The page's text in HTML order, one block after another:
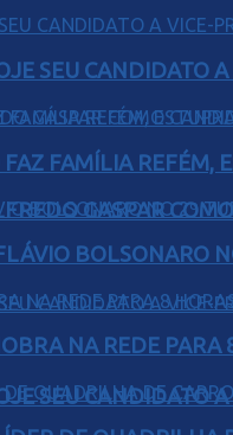
GASPAR
SEU CANDIDATO
SEU CANDIDATO
FAMÍLIA REFÉM,
BOLSONARO
NA REDE PARA